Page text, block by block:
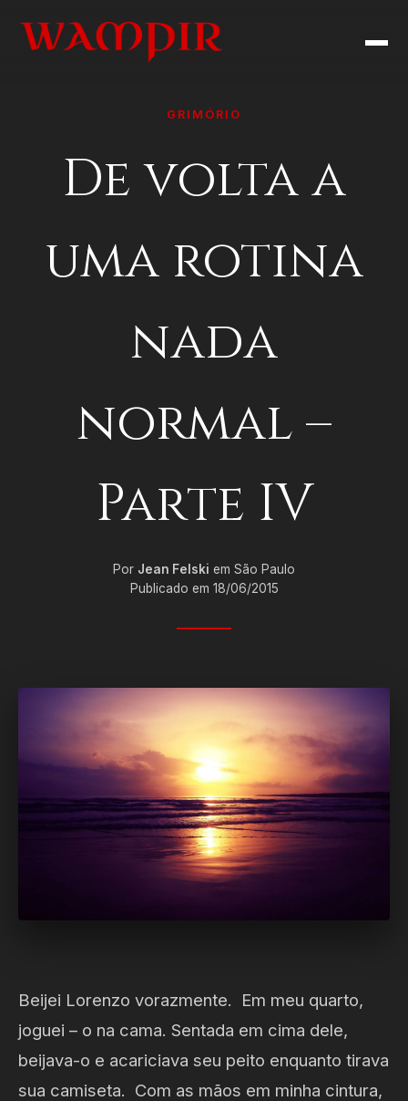
GRIMÓRIO
De volta a
uma rotina
nada
normal –
Parte IV
Por Jean Felski em São Paulo
Publicado em 18/06/2015
Beijei Lorenzo vorazmente. Em meu quarto,
joguei – o na cama. Sentada em cima dele,
beijava-o e acariciava seu peito enquanto tirava
sua camiseta. Com as mãos em minha cintura,